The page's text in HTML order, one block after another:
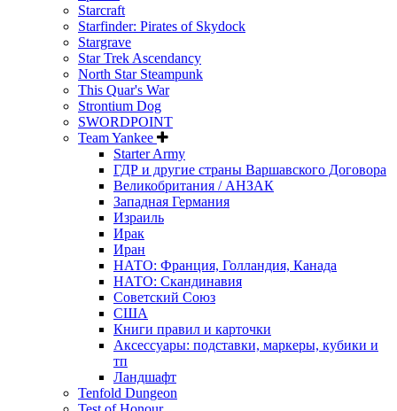
Starcraft
Starfinder: Pirates of Skydock
Stargrave
Star Trek Ascendancy
North Star Steampunk
This Quar's War
Strontium Dog
SWORDPOINT
Team Yankee
Starter Army
ГДР и другие страны Варшавского Договора
Великобритания / АНЗАК
Западная Германия
Израиль
Ирак
Иран
НАТО: Франция, Голландия, Канада
НАТО: Скандинавия
Советский Союз
США
Книги правил и карточки
Аксессуары: подставки, маркеры, кубики и
тп
Ландшафт
Tenfold Dungeon